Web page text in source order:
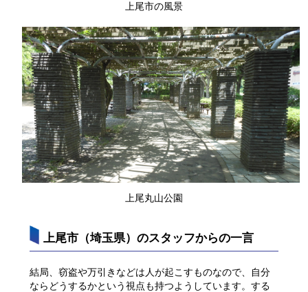
上尾市の風景
上尾丸山公園
上尾市（埼玉県）のスタッフからの一言
結局、窃盗や万引きなどは人が起こすものなので、自分
ならどうするかという視点も持つようしています。する